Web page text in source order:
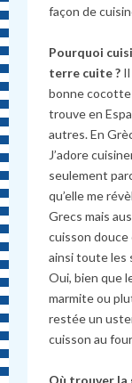
façon de
Pourquoi
terre cuite ?
bonne
trouve en
autres. En
J’adore
seulement
qu’elle me
Grecs mais
cuisson
ainsi toute les
Oui, bien que
marmite ou
restée un
cuisson au
Où trouver la